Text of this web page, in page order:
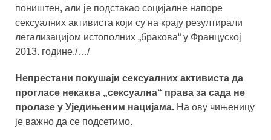
поништен, али је подстакао социјалне напоре
сексуалних активиста који су на крају резултирали
легализацијом истополних „бракова“ у Француској
2013. године./…/
Непрестани покушаји сексуалних активиста да
прогласе некаква „сексуална“ права за сада не
пролазе у Уједињеним нацијама. На ову чињеницу
је важно да се подсетимо.